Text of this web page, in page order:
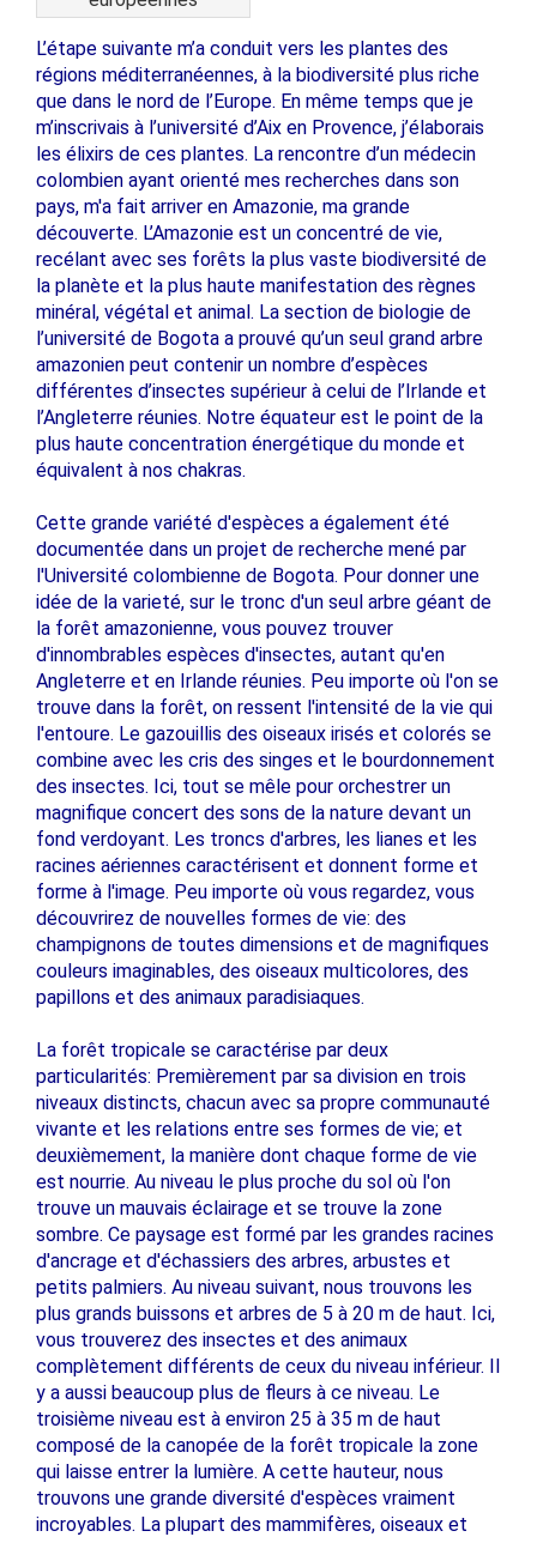
L’étape suivante m’a conduit vers les plantes des
régions méditerranéennes, à la biodiversité plus riche
que dans le nord de l’Europe. En même temps que je
m’inscrivais à l’université d’Aix en Provence, j’élaborais
les élixirs de ces plantes. La rencontre d’un médecin
colombien ayant orienté mes recherches dans son
pays, m'a fait arriver en Amazonie, ma grande
découverte. L’Amazonie est un concentré de vie,
recélant avec ses forêts la plus vaste biodiversité de
la planète et la plus haute manifestation des règnes
minéral, végétal et animal. La section de biologie de
l’université de Bogota a prouvé qu’un seul grand arbre
amazonien peut contenir un nombre d’espèces
différentes d’insectes supérieur à celui de l’Irlande et
l’Angleterre réunies. Notre équateur est le point de la
plus haute concentration énergétique du monde et
équivalent à nos chakras.
Cette grande variété d'espèces a également été
documentée dans un projet de recherche mené par
l'Université colombienne de Bogota. Pour donner une
idée de la varieté, sur le tronc d'un seul arbre géant de
la forêt amazonienne, vous pouvez trouver
d'innombrables espèces d'insectes, autant qu'en
Angleterre et en Irlande réunies. Peu importe où l'on se
trouve dans la forêt, on ressent l'intensité de la vie qui
l'entoure. Le gazouillis des oiseaux irisés et colorés se
combine avec les cris des singes et le bourdonnement
des insectes. Ici, tout se mêle pour orchestrer un
magnifique concert des sons de la nature devant un
fond verdoyant. Les troncs d'arbres, les lianes et les
racines aériennes caractérisent et donnent forme et
forme à l'image. Peu importe où vous regardez, vous
découvrirez de nouvelles formes de vie: des
champignons de toutes dimensions et de magnifiques
couleurs imaginables, des oiseaux multicolores, des
papillons et des animaux paradisiaques.
La forêt tropicale se caractérise par deux
particularités: Premièrement par sa division en trois
niveaux distincts, chacun avec sa propre communauté
vivante et les relations entre ses formes de vie; et
deuxièmement, la manière dont chaque forme de vie
est nourrie. Au niveau le plus proche du sol où l'on
trouve un mauvais éclairage et se trouve la zone
sombre. Ce paysage est formé par les grandes racines
d'ancrage et d'échassiers des arbres, arbustes et
petits palmiers. Au niveau suivant, nous trouvons les
plus grands buissons et arbres de 5 à 20 m de haut. Ici,
vous trouverez des insectes et des animaux
complètement différents de ceux du niveau inférieur. Il
y a aussi beaucoup plus de fleurs à ce niveau. Le
troisième niveau est à environ 25 à 35 m de haut
composé de la canopée de la forêt tropicale la zone
qui laisse entrer la lumière. A cette hauteur, nous
trouvons une grande diversité d'espèces vraiment
incroyables. La plupart des mammifères, oiseaux et